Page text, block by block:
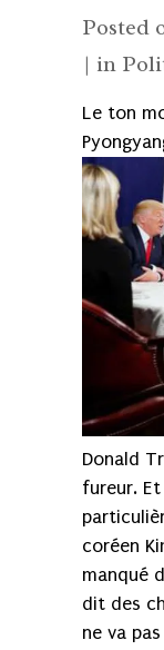
Posted
in
Le ton
Donald
fureur.
coréen
manqué
dit des
ne va